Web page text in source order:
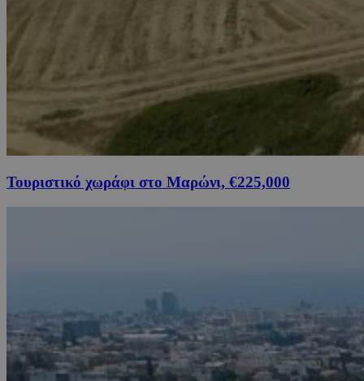
Τουριστικό χωράφι στο Μαρώνι, €225,000